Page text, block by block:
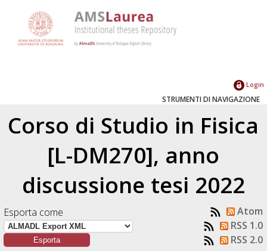
Login
STRUMENTI DI NAVIGAZIONE
Corso di Studio in Fisica
[L-DM270], anno
discussione tesi 2022
Esporta come
Atom
RSS 1.0
RSS 2.0